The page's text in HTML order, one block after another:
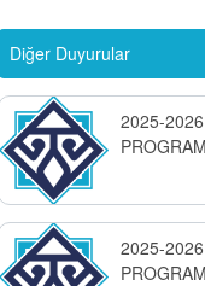
Diğer Duyurular
2025-
2025-